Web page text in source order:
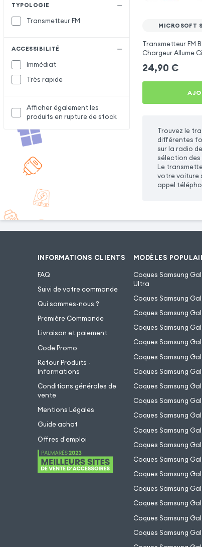
TYPOLOGIE
Transmetteur FM
ACCESSIBILITÉ
Immédiat
Très rapide
Afficher également les
produits en rupture de stock
MICROSOFT
Transmetteur FM
Chargeur Allume
24,90 €
Trouvez le
différentes
sur la radio
sélection des
Le
votre voiture
appel
INFORMATIONS CLIENTS
FAQ
Suivi de votre commande
Qui sommes-nous ?
Première Commande
Livraison et paiement
Code Promo
Retour Produits -
Informations
Conditions générales de
vente
Mentions Légales
Guide achat
Offres d'emploi
MODÈLES
Coques Samsung
Ultra
Coques Samsung
Coques Samsung
Coques Samsung
Coques Samsung
Coques Samsung
Coques Samsung
Coques Samsung
Coques Samsung
Coques Samsung
Coques Samsung
Coques Samsung
Coques Samsung
Coques Samsung
Coques Samsung
Coques Samsung
Coques Samsung
Coques Samsung